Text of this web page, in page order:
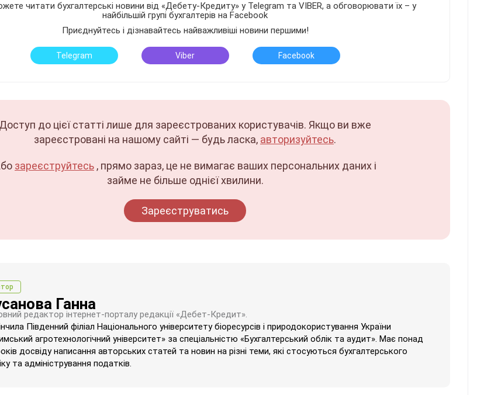
читати бухгалтерські новини від «Дебету-Кредиту» у Telegram та VIBER, а обговорювати їх – у
найбільшій групі бухгалтерів на Facebook
Приєднуйтесь і дізнавайтесь найважливіші новини першими!
Telegram Viber Facebook
Доступ до цієї статті лише для зареєстрованих користувачів. Якщо ви вже
зареєстровані на нашому сайті — будь ласка, авторизуйтесь.
зареєструйтесь , прямо зараз, це не вимагає ваших персональних даних і
займе не більше однієї хвилини.
Зареєструватись
Ганна
редактор інтернет-порталу редакції «Дебет-Кредит».
Південний філіал Національного університету біоресурсів і природокористування України
агротехнологічний університет» за спеціальністю «Бухгалтерський облік та аудит». Має понад
досвіду написання авторських статей та новин на різні теми, які стосуються бухгалтерського
та адміністрування податків.